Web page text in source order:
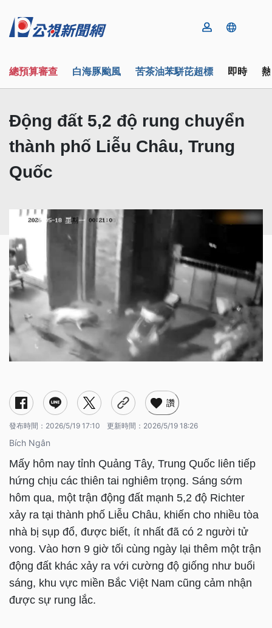
總預算審查 白海豚颱風 苦茶油苯駢芘超標 即時
Động đất 5,2 độ rung chuyển
thành phố Liễu Châu, Trung
Quốc
讚
發布時間： 2026/5/19 17:10 更新時間： 2026/5/19 18:26
Bích Ngân
Mấy hôm nay tỉnh Quảng Tây, Trung Quốc liên tiếp
hứng chịu các thiên tai nghiêm trọng. Sáng sớm
hôm qua, một trận động đất mạnh 5,2 độ Richter
xảy ra tại thành phố Liễu Châu, khiến cho nhiều tòa
nhà bị sụp đổ, được biết, ít nhất đã có 2 người tử
vong. Vào hơn 9 giờ tối cùng ngày lại thêm một trận
động đất khác xảy ra với cường độ giống như buổi
sáng, khu vực miền Bắc Việt Nam cũng cảm nhận
được sự rung lắc.